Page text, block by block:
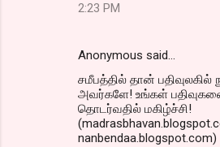
2:23 PM
Anonymous said…
சமீபத்தில் தான்
அவர்களே! உங்கள்
தொடர்வதில் மகிழ்ச்சி!
nanbendaa.blogspot.com)